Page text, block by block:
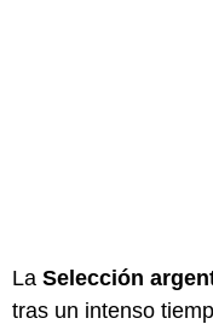
La Selección
tras un intenso